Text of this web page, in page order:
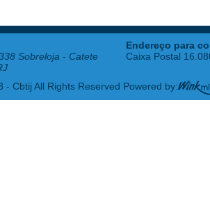
Sobreloja - Catete
Endereço para
Caixa Postal
- Cbtij All Rights Reserved Powered by: